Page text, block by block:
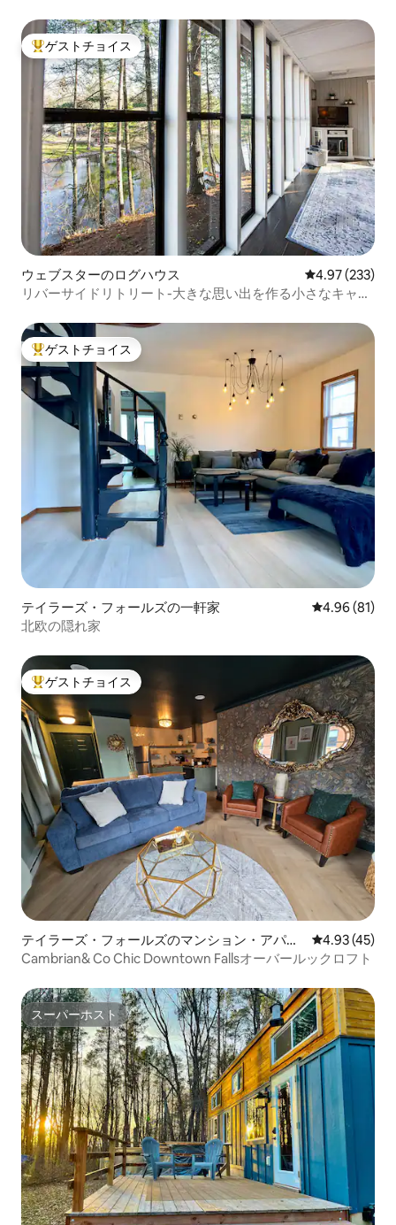
大好評のゲストチョイスです。
ゲストチョイス
ウェブスターのログハウス レビュー233
4.97 (233)
リバーサイドリトリート-大きな思い出を作る小さなキャビ
大好評のゲストチョイスです。
ゲストチョイス
テイラーズ・フォールズの一軒家 レビュー81
4.96 (81)
北欧の隠れ家
大好評のゲストチョイスです。
ゲストチョイス
テイラーズ・フォールズのマンション・アパー
ト
レビュー45
4.93 (45)
Cambrian& Co Chic Downtown Fallsオーバールックロフト
スーパーホスト
スーパーホスト